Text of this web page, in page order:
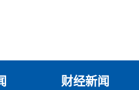
财经新闻